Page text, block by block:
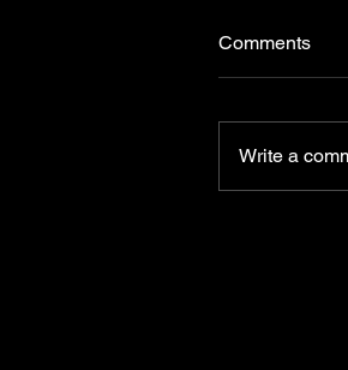
Comments
Write a